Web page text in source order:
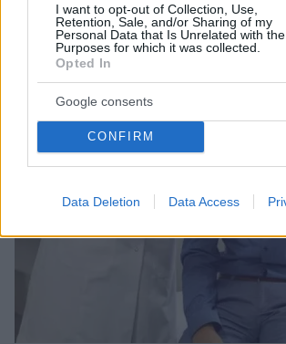
I want to opt-out of Collection, Use,
Retention, Sale, and/or Sharing of my
Personal Data that Is Unrelated with the
Purposes for which it was collected.
Opted In
Google consents
CONFIRM
Data Deletion Data Access